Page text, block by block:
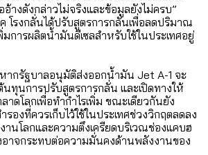
างดังกล่าวไม่จริงและข้อมูลยังไม่ครบ”
โรงกลั่นได้ปรับสูตรการกลั่นเพื่อลดปริมาณ
การผลิตน้ำมันดีเซลสำหรับใช้ในประเทศอยู่
ากรัฐบาลอนุมัติส่งออกน้ำมัน Jet A-1 จะ
นทุนการปรับสูตรการกลั่น และเปิดทางให้
าดโลกเพื่อทำกำไรเพิ่ม ขณะเดียวกันยัง
งที่ควรเก็บไว้ใช้ในประเทศช่วงวิกฤตลดลง
นโลกและความตึงเครียดบริเวณช่องแคบฮ
าจกระทบต่อความมั่นคงด้านพลังงานของ